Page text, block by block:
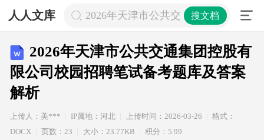
人人文库 2026年天津市公共交通集团控股有限
搜文档
2026年天津市公共交通集团控股有
限公司校园招聘笔试备考题库及答案
解析
上传人：美*** IP属地：河北 上传时间：2026-03-26
格式：
DOCX
页数：23 大小：23.77KB 积分：5.99